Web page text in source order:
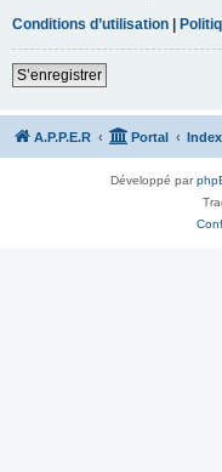
Conditions d’utilisation |
S’enregistrer
A.P.P.E.R Portal
Développé par